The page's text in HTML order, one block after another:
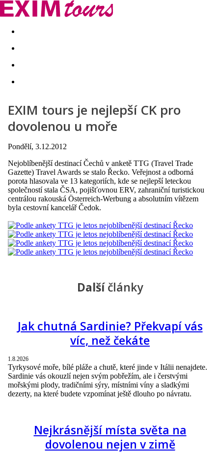
Akční nabídky Last minute
EXIM tours je nejlepší CK pro
dovolenou u moře
Pondělí, 3.12.2012
Nejoblíbenější destinací Čechů v anketě TTG (Travel Trade
Gazette) Travel Awards se stalo Řecko. Veřejnost a odborná
porota hlasovala ve 13 kategoriích, kde se nejlepší leteckou
společností stala ČSA, pojišťovnou ERV, zahraniční turistickou
centrálou rakouská Österreich-Werbung a absolutním vítězem
byla cestovní kancelář Čedok.
Dalšíčlánky
Jak chutná Sardinie? Překvapí vás
víc, než čekáte
1.8.2026
Tyrkysové moře, bílé pláže a chutě, které jinde v Itálii nenajdete.
Sardinie vás okouzlí nejen svým pobřežím, ale i čerstvými
mořskými plody, tradičními sýry, místními víny a sladkými
dezerty, na které budete vzpomínat ještě dlouho po návratu.
Nejkrásnější místa světa na
dovolenou nejen v zimě